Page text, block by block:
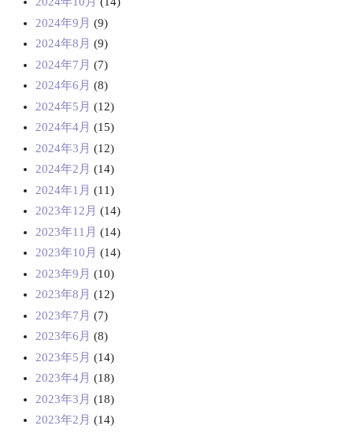
2024年9月 (9)
2024年8月 (9)
2024年7月 (7)
2024年6月 (8)
2024年5月 (12)
2024年4月 (15)
2024年3月 (12)
2024年2月 (14)
2024年1月 (11)
2023年12月 (14)
2023年11月 (14)
2023年10月 (14)
2023年9月 (10)
2023年8月 (12)
2023年7月 (7)
2023年6月 (8)
2023年5月 (14)
2023年4月 (18)
2023年3月 (18)
2023年2月 (14)